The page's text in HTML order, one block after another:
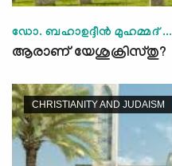
ഡോ. ബഹാഉദ്ദീന്‍ മുഹമ്മദ് ...
ആരാണ് യേശുക്രിസ്തു?
CHRISTIANITY AND JUDAISM